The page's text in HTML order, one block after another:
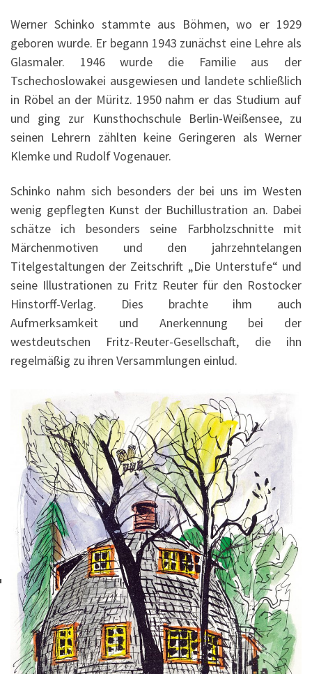
Werner Schinko stammte aus Böhmen, wo er 1929
geboren wurde. Er begann 1943 zunächst eine Lehre als
Glasmaler. 1946 wurde die Familie aus der
Tschechoslowakei ausgewiesen und landete schließlich
in Röbel an der Müritz. 1950 nahm er das Studium auf
und ging zur Kunsthochschule Berlin-Weißensee, zu
seinen Lehrern zählten keine Geringeren als Werner
Klemke und Rudolf Vogenauer.
Schinko nahm sich besonders der bei uns im Westen
wenig gepflegten Kunst der Buchillustration an. Dabei
schätze ich besonders seine Farbholzschnitte mit
Märchenmotiven und den jahrzehntelangen
Titelgestaltungen der Zeitschrift „Die Unterstufe“ und
seine Illustrationen zu Fritz Reuter für den Rostocker
Hinstorff-Verlag. Dies brachte ihm auch
Aufmerksamkeit und Anerkennung bei der
westdeutschen Fritz-Reuter-Gesellschaft, die ihn
regelmäßig zu ihren Versammlungen einlud.